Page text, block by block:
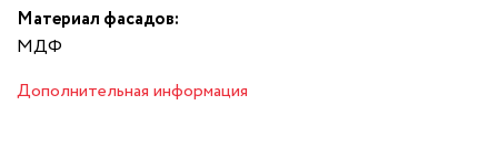
Материал фасадов:
МДФ
Дополнительная информация